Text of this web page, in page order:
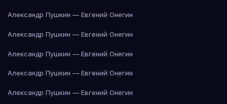
Александр Пушкин — Евгений Онегин
Александр Пушкин — Евгений Онегин
Александр Пушкин — Евгений Онегин
Александр Пушкин — Евгений Онегин
Александр Пушкин — Евгений Онегин